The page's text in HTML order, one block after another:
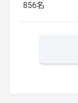
856名